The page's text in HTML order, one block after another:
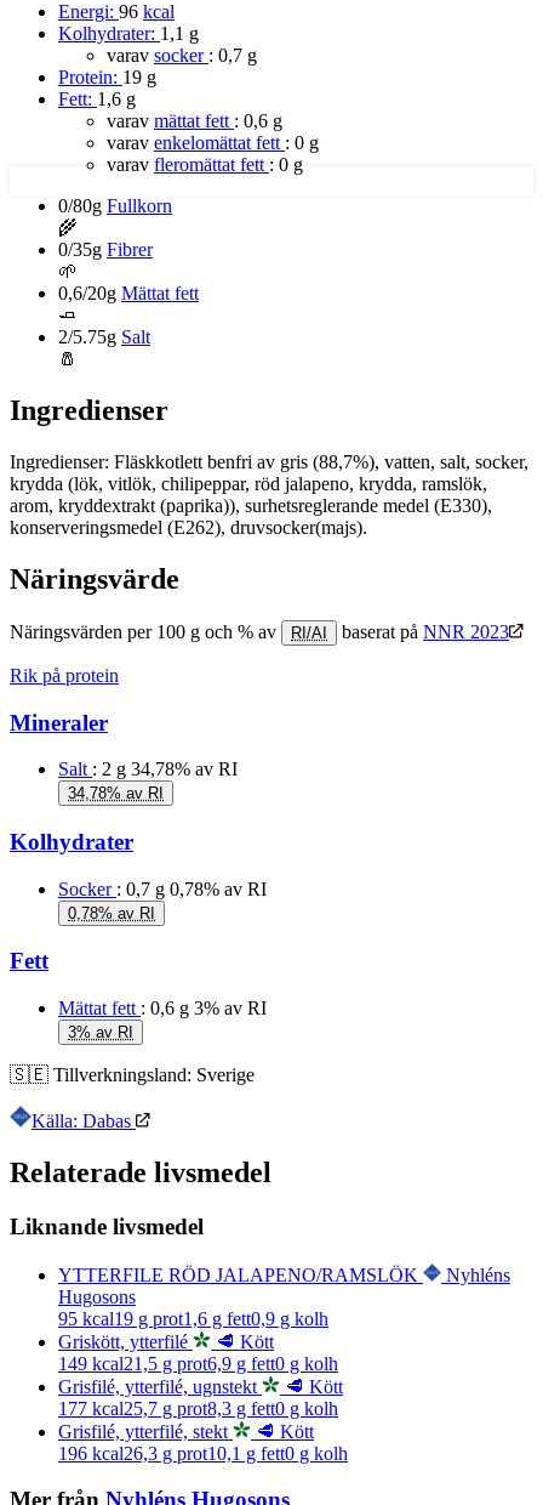
Energi: 96 kcal
Kolhydrater: 1,1 g
varav socker : 0,7 g
Protein: 19 g
Fett: 1,6 g
varav mättat fett : 0,6 g
varav enkelomättat fett : 0 g
varav fleromättat fett : 0 g
0/80g Fullkorn
🌾
0/35g Fibrer
🌱
0,6/20g Mättat fett
🧈
2/5.75g Salt
🧂
Ingredienser
Ingredienser: Fläskkotlett benfri av gris (88,7%), vatten, salt, socker,
krydda (lök, vitlök, chilipeppar, röd jalapeno, krydda, ramslök,
arom, kryddextrakt (paprika)), surhetsreglerande medel (E330),
konserveringsmedel (E262), druvsocker(majs).
Näringsvärde
Näringsvärden per 100 g och % av RI/AI baserat på NNR 2023
Rik på protein
Mineraler
Salt : 2 g 34,78% av RI
34,78% av RI
Kolhydrater
Socker : 0,7 g 0,78% av RI
0,78% av RI
Fett
Mättat fett : 0,6 g 3% av RI
3% av RI
🇸🇪 Tillverkningsland: Sverige
Källa: Dabas
Relaterade livsmedel
Liknande livsmedel
YTTERFILE RÖD JALAPENO/RAMSLÖK
Nyhléns
Hugosons
95 kcal19 g prot1,6 g fett0,9 g kolh
Griskött, ytterfilé
🥩 Kött
149 kcal21,5 g prot6,9 g fett0 g kolh
Grisfilé, ytterfilé, ugnstekt
🥩 Kött
177 kcal25,7 g prot8,3 g fett0 g kolh
Grisfilé, ytterfilé, stekt
🥩 Kött
196 kcal26,3 g prot10,1 g fett0 g kolh